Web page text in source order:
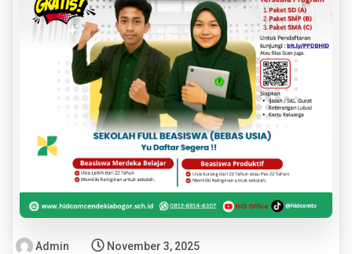
Admin November 3, 2025